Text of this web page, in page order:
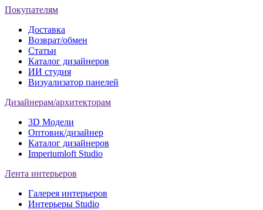
Покупателям
Доставка
Возврат/обмен
Статьи
Каталог дизайнеров
ИИ студия
Визуализатор панелей
Дизайнерам/архитекторам
3D Модели
Оптовик/дизайнер
Каталог дизайнеров
Imperiumloft Studio
Лента интерьеров
Галерея интерьеров
Интерьеры Studio